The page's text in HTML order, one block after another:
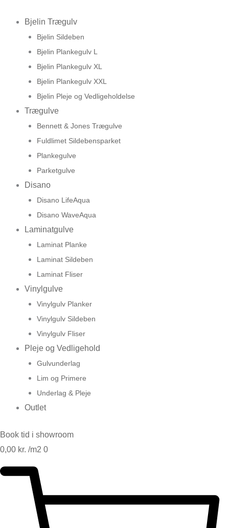
Bjelin Trægulv
Bjelin Sildeben
Bjelin Plankegulv L
Bjelin Plankegulv XL
Bjelin Plankegulv XXL
Bjelin Pleje og Vedligeholdelse
Trægulve
Bennett & Jones Trægulve
Fuldlimet Sildebensparket
Plankegulve
Parketgulve
Disano
Disano LifeAqua
Disano WaveAqua
Laminatgulve
Laminat Planke
Laminat Sildeben
Laminat Fliser
Vinylgulve
Vinylgulv Planker
Vinylgulv Sildeben
Vinylgulv Fliser
Pleje og Vedligehold
Gulvunderlag
Lim og Primere
Underlag & Pleje
Outlet
Book tid i showroom
0,00 kr. 0